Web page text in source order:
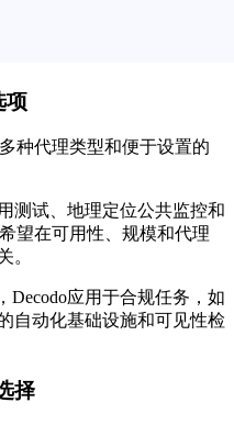
项
种代理类型和便于设置的
测试、地理定位公共监控和
望在可用性、规模和代理
。
Decodo应用于合规任务，如
自动化基础设施和可见性检
择